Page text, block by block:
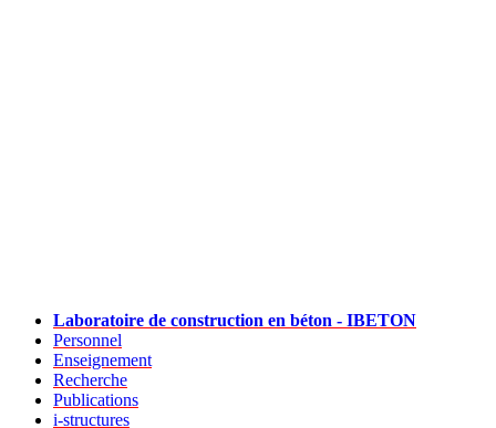
Laboratoire de construction en béton - IBETON
Personnel
Enseignement
Recherche
Publications
i-structures